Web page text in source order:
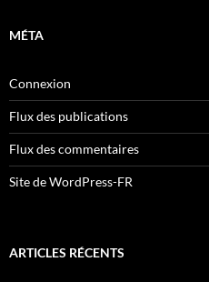
MÉTA
Connexion
Flux des publications
Flux des commentaires
Site de WordPress-FR
ARTICLES RÉCENTS